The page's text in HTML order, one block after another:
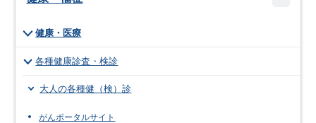
健康・医療
各種健康診査・検診
大人の各種健（検）診
がんポータルサイト